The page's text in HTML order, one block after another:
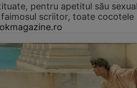
pentru apetitul său
scriitor, toate cocotele
okmagazine.ro